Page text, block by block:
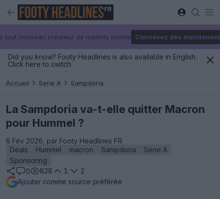
FR
tout nouveau créateur de maillots mobile Concevez dès
Did you know? Footy Headlines is also available in English.
Click here to switch.
Accueil Serie A Sampdoria
La Sampdoria va-t-elle quitter Macron
pour Hummel ?
6 Fév 2026, par Footy Headlines FR
Deals
Hummel macron Sampdoria
Serie A
Sponsoring
0
828 1
2
Ajouter comme source préférée